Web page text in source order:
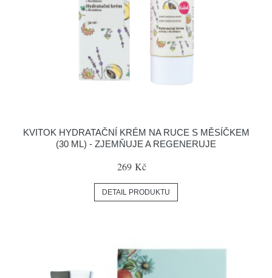
KVITOK HYDRATAČNÍ KRÉM NA RUCE S MĚSÍČKEM
(30 ML) - ZJEMŇUJE A REGENERUJE
269 Kč
DETAIL PRODUKTU